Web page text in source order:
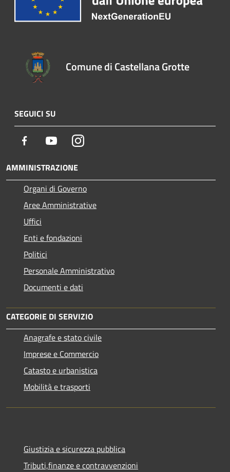
Comune di Castellana Grotte
SEGUICI SU
Facebook YoutubeInstagram
AMMINISTRAZIONE
Organi di Governo
Aree Amministrative
Uffici
Enti e fondazioni
Politici
Personale Amministrativo
Documenti e dati
CATEGORIE DI SERVIZIO
Anagrafe e stato civile
Imprese e Commercio
Catasto e urbanistica
Mobilità e trasporti
Giustizia e sicurezza pubblica
Tributi,finanze e contravvenzioni